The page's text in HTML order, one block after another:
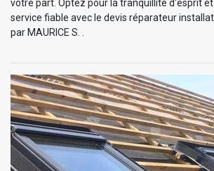
votre part. Optez pour la tranquillité d'esprit
service fiable avec le devis réparateur
par MAURICE S. .